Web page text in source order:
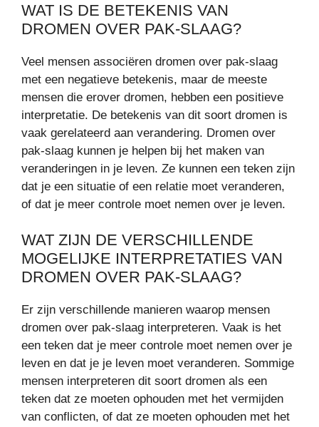
WAT IS DE BETEKENIS VAN
DROMEN OVER PAK-SLAAG?
Veel mensen associëren dromen over pak-slaag
met een negatieve betekenis, maar de meeste
mensen die erover dromen, hebben een positieve
interpretatie. De betekenis van dit soort dromen is
vaak gerelateerd aan verandering. Dromen over
pak-slaag kunnen je helpen bij het maken van
veranderingen in je leven. Ze kunnen een teken zijn
dat je een situatie of een relatie moet veranderen,
of dat je meer controle moet nemen over je leven.
WAT ZIJN DE VERSCHILLENDE
MOGELIJKE INTERPRETATIES VAN
DROMEN OVER PAK-SLAAG?
Er zijn verschillende manieren waarop mensen
dromen over pak-slaag interpreteren. Vaak is het
een teken dat je meer controle moet nemen over je
leven en dat je je leven moet veranderen. Sommige
mensen interpreteren dit soort dromen als een
teken dat ze moeten ophouden met het vermijden
van conflicten, of dat ze moeten ophouden met het